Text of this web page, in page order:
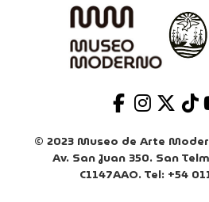
© 2023 Museo de Arte
Av. San Juan 350. San
C1147AAO. Tel: +54